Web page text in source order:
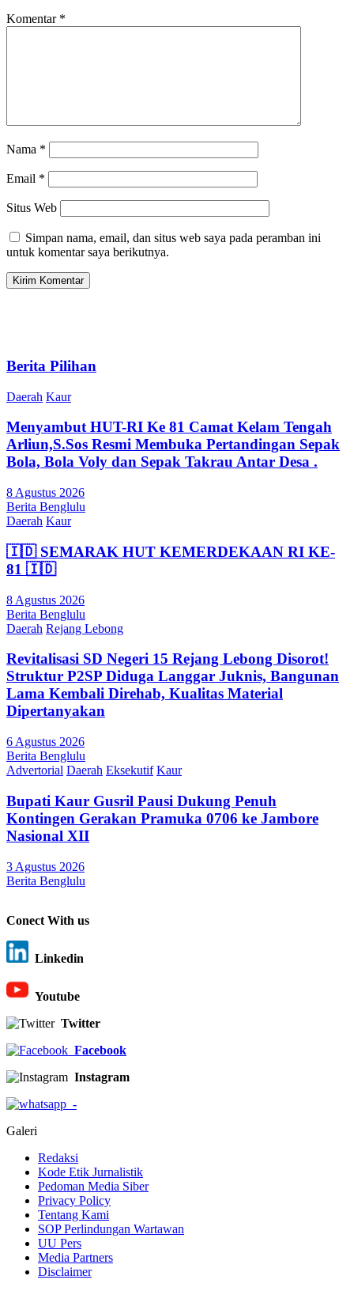
Komentar *
Nama *
Email *
Situs Web
Simpan nama, email, dan situs web saya pada peramban ini
untuk komentar saya berikutnya.
Berita Pilihan
Daerah Kaur
Menyambut HUT-RI Ke 81 Camat Kelam Tengah
Arliun,S.Sos Resmi Membuka Pertandingan Sepak
Bola, Bola Voly dan Sepak Takrau Antar Desa .
8 Agustus 2026
Berita Benglulu
Daerah Kaur
🇮🇩 SEMARAK HUT KEMERDEKAAN RI KE-
81 🇮🇩
8 Agustus 2026
Berita Benglulu
Daerah Rejang Lebong
Revitalisasi SD Negeri 15 Rejang Lebong Disorot!
Struktur P2SP Diduga Langgar Juknis, Bangunan
Lama Kembali Direhab, Kualitas Material
Dipertanyakan
6 Agustus 2026
Berita Benglulu
Advertorial Daerah Eksekutif Kaur
Bupati Kaur Gusril Pausi Dukung Penuh
Kontingen Gerakan Pramuka 0706 ke Jambore
Nasional XII
3 Agustus 2026
Berita Benglulu
Conect With us
Linkedin
Youtube
Twitter
Facebook
Instagram
-
Galeri
Redaksi
Kode Etik Jurnalistik
Pedoman Media Siber
Privacy Policy
Tentang Kami
SOP Perlindungan Wartawan
UU Pers
Media Partners
Disclaimer